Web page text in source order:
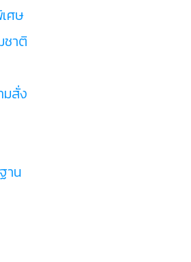
ศษ
ชาติ
มสั่ง
าน